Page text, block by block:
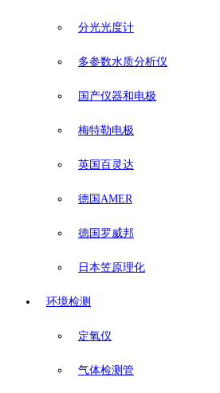
分光光度计
多参数水质分析仪
国产仪器和电极
梅特勒电极
英国百灵达
德国AMER
德国罗威邦
日本笠原理化
环境检测
定氧仪
气体检测管